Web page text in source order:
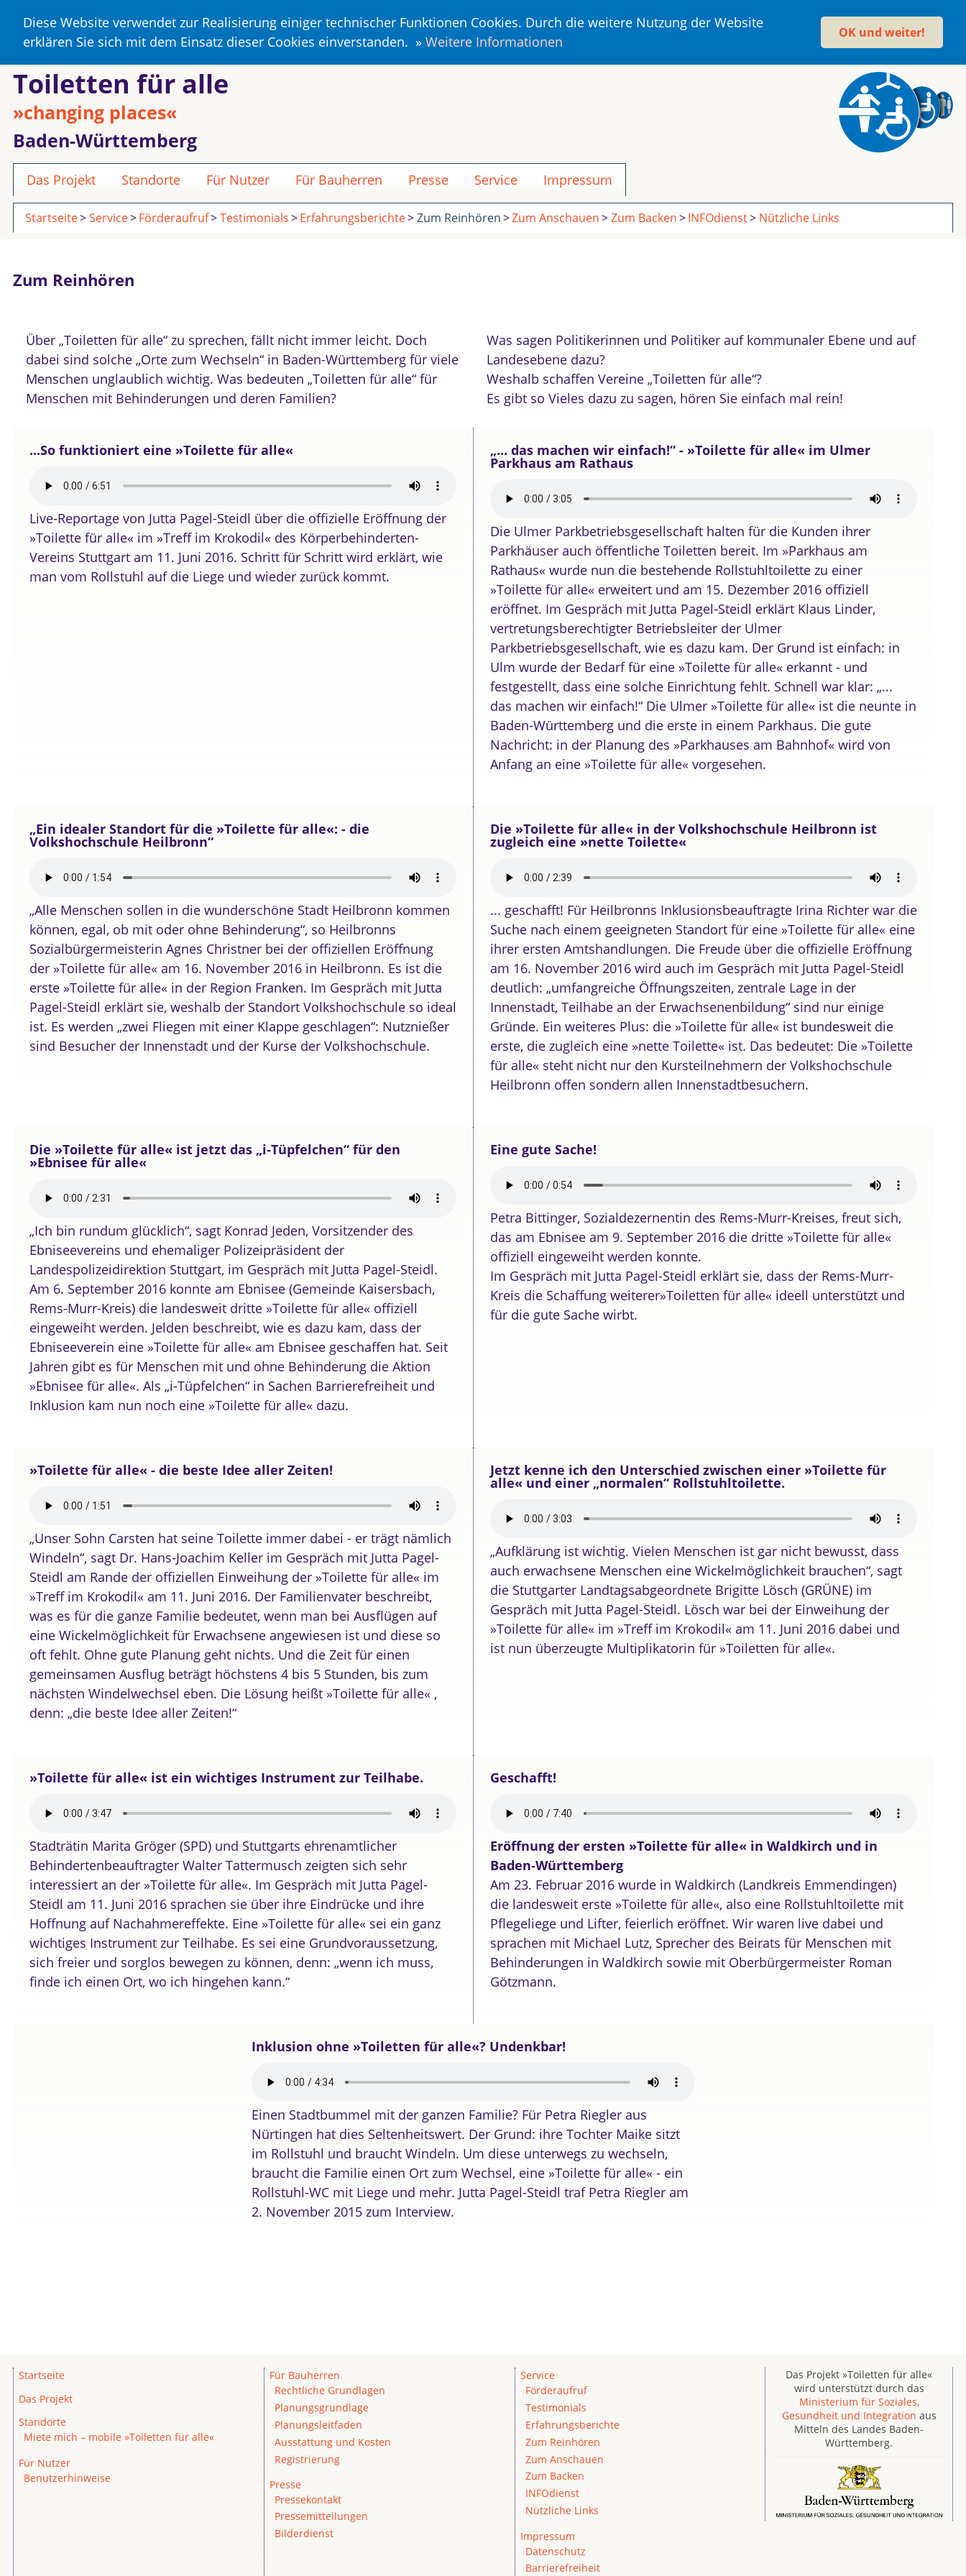
Diese Website verwendet zur Realisierung einiger technischer Funktionen Cookies. Durch die weitere Nutzung der Website
erklären Sie sich mit dem Einsatz dieser Cookies einverstanden. »Weitere Informationen
OK und weiter!
Toiletten für alle
»changing places«
Baden-Württemberg
Das Projekt Standorte Für Nutzer Für Bauherren Presse Service Impressum
Startseite Service Förderaufruf Testimonials Erfahrungsberichte Zum Reinhören Zum Anschauen Zum Backen INFOdienst Nützliche Links
Zum Reinhören
Über „Toiletten für alle“ zu sprechen, fällt nicht immer leicht. Doch
dabei sind solche „Orte zum Wechseln“ in Baden-Württemberg für viele
Menschen unglaublich wichtig. Was bedeuten „Toiletten für alle“ für
Menschen mit Behinderungen und deren Familien?
Was sagen Politikerinnen und Politiker auf kommunaler Ebene und auf
Landesebene dazu?
Weshalb schaffen Vereine „Toiletten für alle“?
Es gibt so Vieles dazu zu sagen, hören Sie einfach mal rein!
...So funktioniert eine »Toilette für alle«
Live-Reportage von Jutta Pagel-Steidl über die offizielle Eröffnung der
»Toilette für alle« im »Treff im Krokodil« des Körperbehinderten-
Vereins Stuttgart am 11. Juni 2016. Schritt für Schritt wird erklärt, wie
man vom Rollstuhl auf die Liege und wieder zurück kommt.
„... das machen wir einfach!“ - »Toilette für alle« im Ulmer
Parkhaus am Rathaus
Die Ulmer Parkbetriebsgesellschaft halten für die Kunden ihrer
Parkhäuser auch öffentliche Toiletten bereit. Im »Parkhaus am
Rathaus« wurde nun die bestehende Rollstuhltoilette zu einer
»Toilette für alle« erweitert und am 15. Dezember 2016 offiziell
eröffnet. Im Gespräch mit Jutta Pagel-Steidl erklärt Klaus Linder,
vertretungsberechtigter Betriebsleiter der Ulmer
Parkbetriebsgesellschaft, wie es dazu kam. Der Grund ist einfach: in
Ulm wurde der Bedarf für eine »Toilette für alle« erkannt - und
festgestellt, dass eine solche Einrichtung fehlt. Schnell war klar: „...
das machen wir einfach!“ Die Ulmer »Toilette für alle« ist die neunte in
Baden-Württemberg und die erste in einem Parkhaus. Die gute
Nachricht: in der Planung des »Parkhauses am Bahnhof« wird von
Anfang an eine »Toilette für alle« vorgesehen.
„Ein idealer Standort für die »Toilette für alle«: - die
Volkshochschule Heilbronn“
„Alle Menschen sollen in die wunderschöne Stadt Heilbronn kommen
können, egal, ob mit oder ohne Behinderung“, so Heilbronns
Sozialbürgermeisterin Agnes Christner bei der offiziellen Eröffnung
der »Toilette für alle« am 16. November 2016 in Heilbronn. Es ist die
erste »Toilette für alle« in der Region Franken. Im Gespräch mit Jutta
Pagel-Steidl erklärt sie, weshalb der Standort Volkshochschule so ideal
ist. Es werden „zwei Fliegen mit einer Klappe geschlagen“: Nutznießer
sind Besucher der Innenstadt und der Kurse der Volkshochschule.
Die »Toilette für alle« in der Volkshochschule Heilbronn ist
zugleich eine »nette Toilette«
... geschafft! Für Heilbronns Inklusionsbeauftragte Irina Richter war die
Suche nach einem geeigneten Standort für eine »Toilette für alle« eine
ihrer ersten Amtshandlungen. Die Freude über die offizielle Eröffnung
am 16. November 2016 wird auch im Gespräch mit Jutta Pagel-Steidl
deutlich: „umfangreiche Öffnungszeiten, zentrale Lage in der
Innenstadt, Teilhabe an der Erwachsenenbildung“ sind nur einige
Gründe. Ein weiteres Plus: die »Toilette für alle« ist bundesweit die
erste, die zugleich eine »nette Toilette« ist. Das bedeutet: Die »Toilette
für alle« steht nicht nur den Kursteilnehmern der Volkshochschule
Heilbronn offen sondern allen Innenstadtbesuchern.
Die »Toilette für alle« ist jetzt das „i-Tüpfelchen“ für den
»Ebnisee für alle«
„Ich bin rundum glücklich“, sagt Konrad Jeden, Vorsitzender des
Ebniseevereins und ehemaliger Polizeipräsident der
Landespolizeidirektion Stuttgart, im Gespräch mit Jutta Pagel-Steidl.
Am 6. September 2016 konnte am Ebnisee (Gemeinde Kaisersbach,
Rems-Murr-Kreis) die landesweit dritte »Toilette für alle« offiziell
eingeweiht werden. Jelden beschreibt, wie es dazu kam, dass der
Ebniseeverein eine »Toilette für alle« am Ebnisee geschaffen hat. Seit
Jahren gibt es für Menschen mit und ohne Behinderung die Aktion
»Ebnisee für alle«. Als „i-Tüpfelchen“ in Sachen Barrierefreiheit und
Inklusion kam nun noch eine »Toilette für alle« dazu.
Eine gute Sache!
Petra Bittinger, Sozialdezernentin des Rems-Murr-Kreises, freut sich,
das am Ebnisee am 9. September 2016 die dritte »Toilette für alle«
offiziell eingeweiht werden konnte.
Im Gespräch mit Jutta Pagel-Steidl erklärt sie, dass der Rems-Murr-
Kreis die Schaffung weiterer»Toiletten für alle« ideell unterstützt und
für die gute Sache wirbt.
»Toilette für alle« - die beste Idee aller Zeiten!
„Unser Sohn Carsten hat seine Toilette immer dabei - er trägt nämlich
Windeln“, sagt Dr. Hans-Joachim Keller im Gespräch mit Jutta Pagel-
Steidl am Rande der offiziellen Einweihung der »Toilette für alle« im
»Treff im Krokodil« am 11. Juni 2016. Der Familienvater beschreibt,
was es für die ganze Familie bedeutet, wenn man bei Ausflügen auf
eine Wickelmöglichkeit für Erwachsene angewiesen ist und diese so
oft fehlt. Ohne gute Planung geht nichts. Und die Zeit für einen
gemeinsamen Ausflug beträgt höchstens 4 bis 5 Stunden, bis zum
nächsten Windelwechsel eben. Die Lösung heißt »Toilette für alle« ,
denn: „die beste Idee aller Zeiten!“
Jetzt kenne ich den Unterschied zwischen einer »Toilette für
alle« und einer „normalen“ Rollstuhltoilette.
„Aufklärung ist wichtig. Vielen Menschen ist gar nicht bewusst, dass
auch erwachsene Menschen eine Wickelmöglichkeit brauchen“, sagt
die Stuttgarter Landtagsabgeordnete Brigitte Lösch (GRÜNE) im
Gespräch mit Jutta Pagel-Steidl. Lösch war bei der Einweihung der
»Toilette für alle« im »Treff im Krokodil« am 11. Juni 2016 dabei und
ist nun überzeugte Multiplikatorin für »Toiletten für alle«.
»Toilette für alle« ist ein wichtiges Instrument zur Teilhabe.
Stadträtin Marita Gröger (SPD) und Stuttgarts ehrenamtlicher
Behindertenbeauftragter Walter Tattermusch zeigten sich sehr
interessiert an der »Toilette für alle«. Im Gespräch mit Jutta Pagel-
Steidl am 11. Juni 2016 sprachen sie über ihre Eindrücke und ihre
Hoffnung auf Nachahmereffekte. Eine »Toilette für alle« sei ein ganz
wichtiges Instrument zur Teilhabe. Es sei eine Grundvoraussetzung,
sich freier und sorglos bewegen zu können, denn: „wenn ich muss,
finde ich einen Ort, wo ich hingehen kann.“
Geschafft!
Eröffnung der ersten »Toilette für alle« in Waldkirch und in
Baden-Württemberg
Am 23. Februar 2016 wurde in Waldkirch (Landkreis Emmendingen)
die landesweit erste »Toilette für alle«, also eine Rollstuhltoilette mit
Pflegeliege und Lifter, feierlich eröffnet. Wir waren live dabei und
sprachen mit Michael Lutz, Sprecher des Beirats für Menschen mit
Behinderungen in Waldkirch sowie mit Oberbürgermeister Roman
Götzmann.
Inklusion ohne »Toiletten für alle«? Undenkbar!
Einen Stadtbummel mit der ganzen Familie? Für Petra Riegler aus
Nürtingen hat dies Seltenheitswert. Der Grund: ihre Tochter Maike sitzt
im Rollstuhl und braucht Windeln. Um diese unterwegs zu wechseln,
braucht die Familie einen Ort zum Wechsel, eine »Toilette für alle« - ein
Rollstuhl-WC mit Liege und mehr. Jutta Pagel-Steidl traf Petra Riegler am
2. November 2015 zum Interview.
Startseite
Das Projekt
Standorte
Miete mich – mobile »Toiletten für alle«
Für Nutzer
Benutzerhinweise
Für Bauherren
Rechtliche Grundlagen
Planungsgrundlage
Planungsleitfaden
Ausstattung und Kosten
Registrierung
Presse
Pressekontakt
Pressemitteilungen
Bilderdienst
Service
Förderaufruf
Testimonials
Erfahrungsberichte
Zum Reinhören
Zum Anschauen
Zum Backen
INFOdienst
Nützliche Links
Impressum
Datenschutz
Barrierefreiheit
Das Projekt »Toiletten für alle«
wird unterstützt durch das
Ministerium für Soziales,
Gesundheit und Integration aus
Mitteln des Landes Baden-
Württemberg.